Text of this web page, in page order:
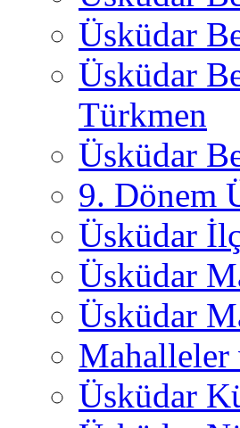
Üsküdar
Üsküdar
Türkmen
Üsküdar
9. Dönem
Üsküdar
Üsküdar
Üsküdar
Üsküdar